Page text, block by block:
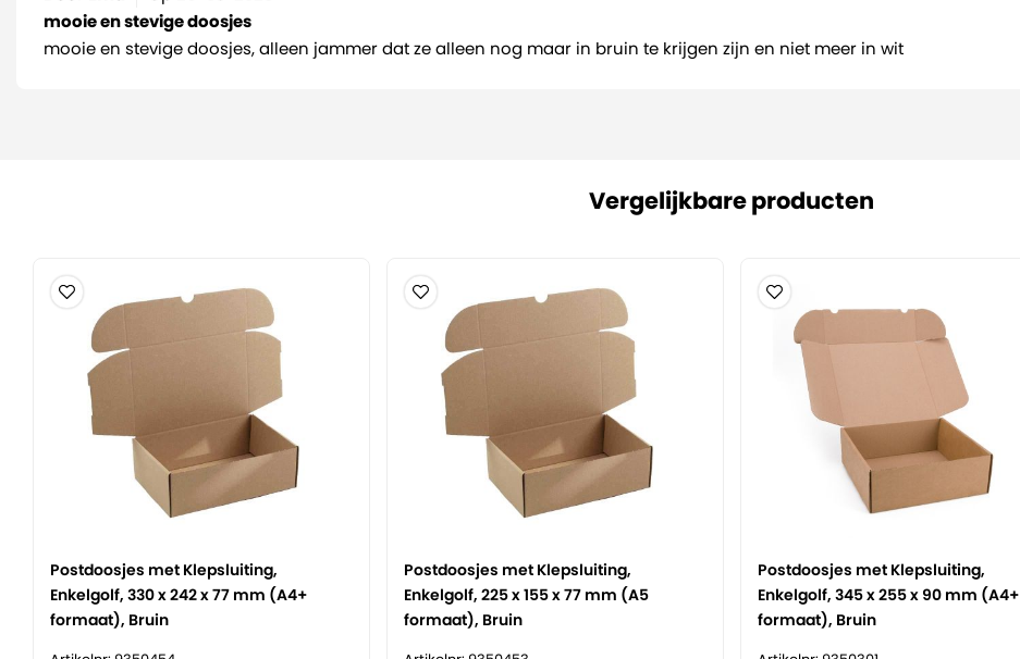
mooie en stevige doosjes
mooie en stevige doosjes, alleen jammer dat ze alleen nog maar in bruin te krijgen zijn en niet meer in wit
Vergelijkbare producten
Postdoosjes met Klepsluiting,
Enkelgolf, 330 x 242 x 77 mm (A4+
formaat), Bruin
Postdoosjes met Klepsluiting,
Enkelgolf, 225 x 155 x 77 mm (A5
formaat), Bruin
Postdoosjes met Klepsluiting,
Enkelgolf, 345 x 255 x 90 mm (A4+
formaat), Bruin